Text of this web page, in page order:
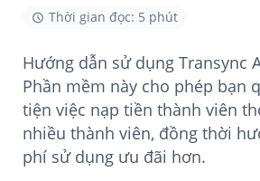
Thời gian đọc: 5 phút
Hướng dẫn sử dụng Transync
Phần mềm này cho phép bạn
tiện việc nạp tiền thành viên
nhiều thành viên, đồng thời
phí sử dụng ưu đãi hơn.